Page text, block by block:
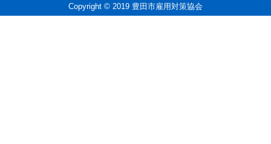
Copyright © 2019 豊田市雇用対策協会